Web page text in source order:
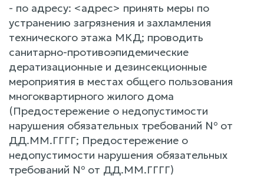
- по адресу: <адрес> принять меры по
устранению загрязнения и захламления
технического этажа МКД; проводить
санитарно-противоэпидемические
дератизационные и дезинсекционные
мероприятия в местах общего пользования
многоквартирного жилого дома
(Предостережение о недопустимости
нарушения обязательных требований № от
ДД.ММ.ГГГГ; Предостережение о
недопустимости нарушения обязательных
требований № от ДД.ММ.ГГГГ)